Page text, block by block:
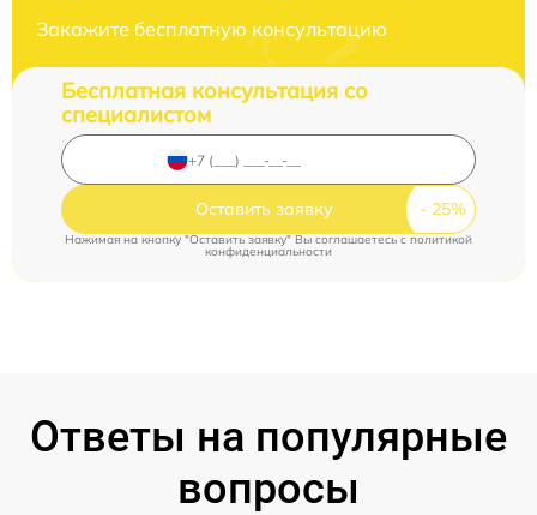
Закажите бесплатную консультацию
Бесплатная консультация со
специалистом
Оставить заявку
Нажимая на кнопку "Оставить заявку" Вы соглашаетесь cполитикой
конфиденциальности
Ответы на популярные
вопросы